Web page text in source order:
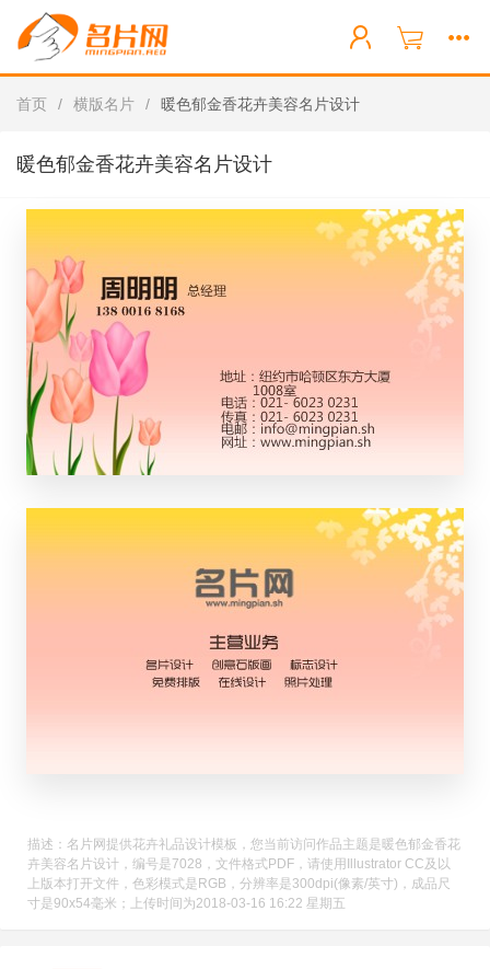
首页 / 横版名片 / 暖色郁金香花卉美容名片设计
暖色郁金香花卉美容名片设计
描述：名片网提供花卉礼品设计模板，您当前访问作品主题是暖色郁金香花
卉美容名片设计，编号是7028，文件格式PDF，请使用Illustrator CC及以
上版本打开文件，色彩模式是RGB，分辨率是300dpi(像素/英寸)，成品尺
寸是90x54毫米；上传时间为2018-03-16 16:22 星期五